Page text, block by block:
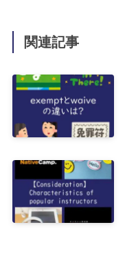
関連記事